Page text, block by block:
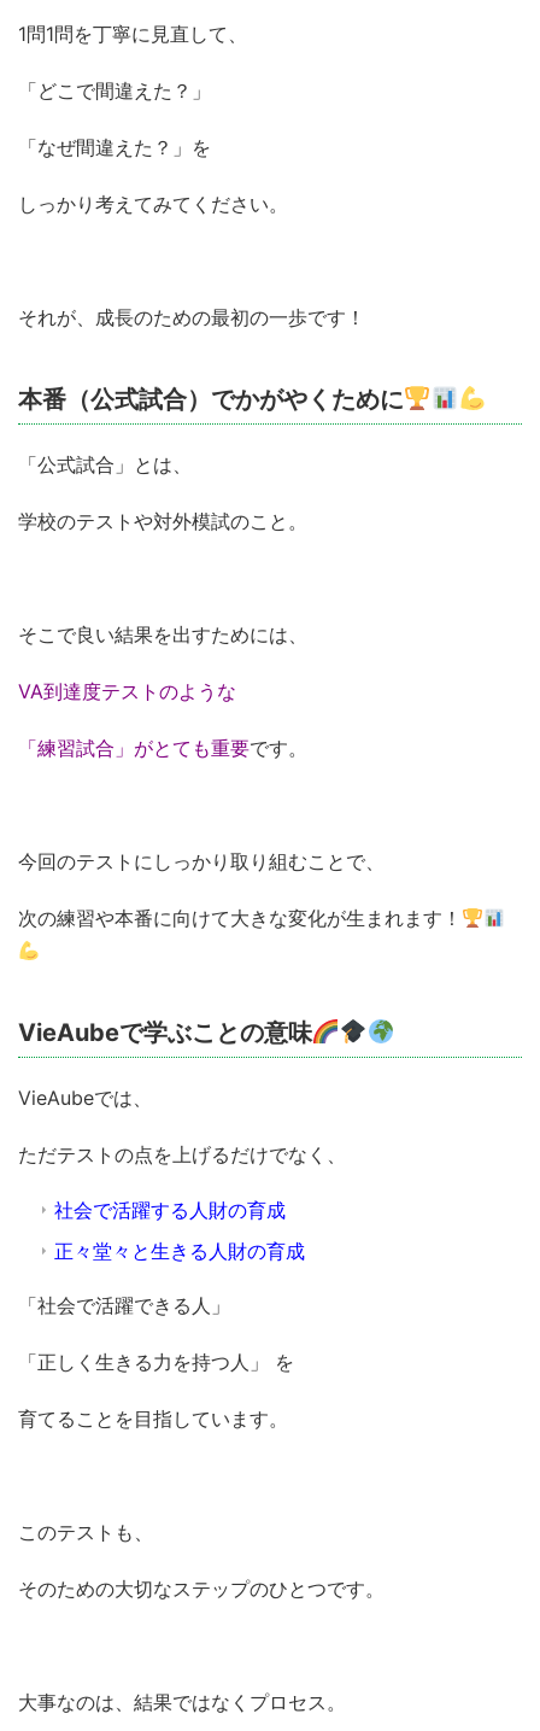
1問1問を丁寧に見直して、
「どこで間違えた？」
「なぜ間違えた？」を
しっかり考えてみてください。
それが、成長のための最初の一歩です！
本番（公式試合）でかがやくために
「公式試合」とは、
学校のテストや対外模試のこと。
そこで良い結果を出すためには、
VA到達度テストのような
「練習試合」がとても重要です。
今回のテストにしっかり取り組むことで、
次の練習や本番に向けて大きな変化が生まれます！
VieAubeで学ぶことの意味
VieAubeでは、
ただテストの点を上げるだけでなく、
社会で活躍する人財の育成
正々堂々と生きる人財の育成
「社会で活躍できる人」
「正しく生きる力を持つ人」 を
育てることを目指しています。
このテストも、
そのための大切なステップのひとつです。
大事なのは、結果ではなくプロセス。